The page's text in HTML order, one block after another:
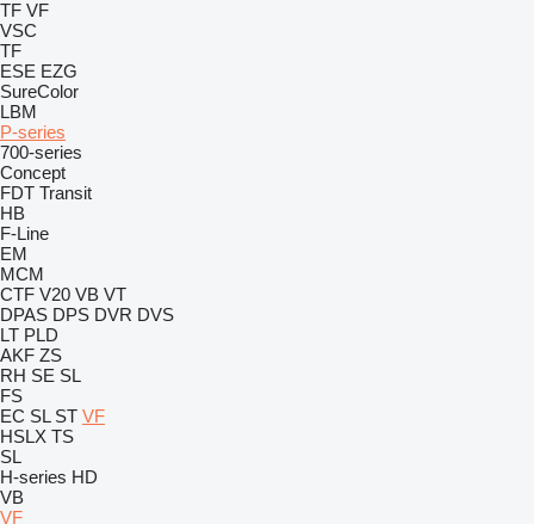
TF VF
VSC
TF
ESE EZG
SureColor
LBM
P-series
700-series
Concept
FDT Transit
HB
F-Line
EM
MCM
CTF V20 VB VT
DPAS DPS DVR DVS
LT PLD
AKF ZS
RH SE SL
FS
EC SL ST VF
HSLX TS
SL
H-series HD
VB
VF